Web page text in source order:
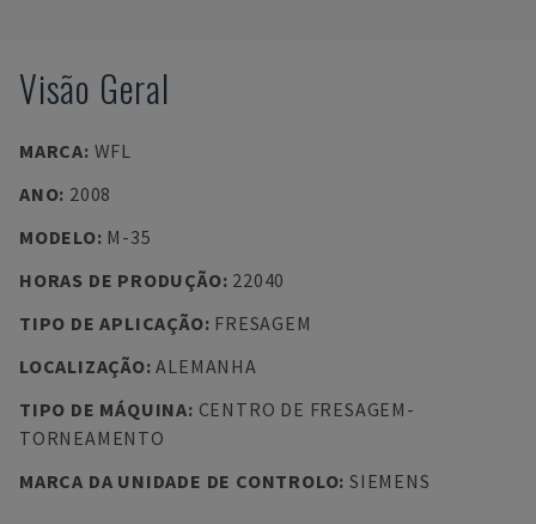
Visão Geral
MARCA: WFL
ANO: 2008
MODELO: M-35
HORAS DE PRODUÇÃO: 22040
TIPO DE APLICAÇÃO: FRESAGEM
LOCALIZAÇÃO:ALEMANHA
TIPO DE MÁQUINA: CENTRO DE FRESAGEM-
TORNEAMENTO
MARCA DA UNIDADE DE CONTROLO: SIEMENS